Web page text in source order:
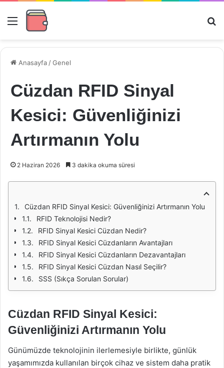
Menü
Anasayfa /Genel
Cüzdan RFID Sinyal
Kesici: Güvenliğinizi
Artırmanın Yolu
2 Haziran 2026 3 dakika okuma süresi
Cüzdan RFID Sinyal Kesici: Güvenliğinizi Artırmanın Yolu
RFID Teknolojisi Nedir?
RFID Sinyal Kesici Cüzdan Nedir?
RFID Sinyal Kesici Cüzdanların Avantajları
RFID Sinyal Kesici Cüzdanların Dezavantajları
RFID Sinyal Kesici Cüzdan Nasıl Seçilir?
SSS (Sıkça Sorulan Sorular)
Cüzdan RFID Sinyal Kesici:
Güvenliğinizi Artırmanın Yolu
Günümüzde teknolojinin ilerlemesiyle birlikte, günlük
yaşamımızda kullanılan birçok cihaz ve sistem daha pratik